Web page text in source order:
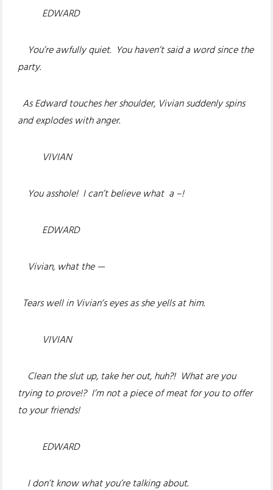
EDWARD
You’re awfully quiet. You haven’t said a word since the
party.
As Edward touches her shoulder, Vivian suddenly spins
and explodes with anger.
VIVIAN
You asshole! I can’t believe what a –!
EDWARD
Vivian, what the —
Tears well in Vivian’s eyes as she yells at him.
VIVIAN
Clean the slut up, take her out, huh?! What are you
trying to prove!? I’m not a piece of meat for you to offer
to your friends!
EDWARD
I don’t know what you’re talking about.